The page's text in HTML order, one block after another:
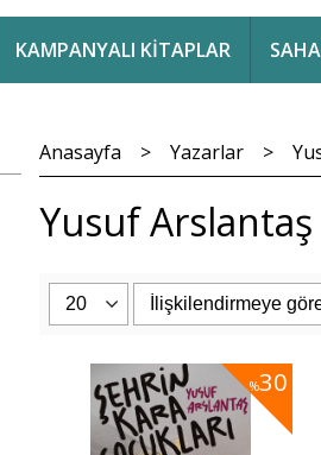
KAMPANYALI KİTAPLAR
Anasayfa > Yazarlar >
Yusuf Arslantaş
%30